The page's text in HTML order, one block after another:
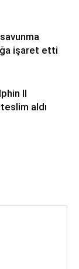
işaret etti
II
aldı